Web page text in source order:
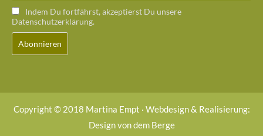
Indem Du fortfährst, akzeptierst Du unsere
Datenschutzerklärung.
Copyright © 2018 Martina Empt · Webdesign & Realisierung:
Design von dem Berge